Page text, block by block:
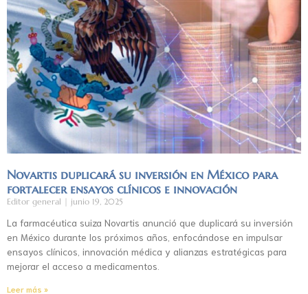
Novartis duplicará su inversión en México para
fortalecer ensayos clínicos e innovación
Editor general junio 19, 2025
La farmacéutica suiza Novartis anunció que duplicará su inversión
en México durante los próximos años, enfocándose en impulsar
ensayos clínicos, innovación médica y alianzas estratégicas para
mejorar el acceso a medicamentos.
Leer más »